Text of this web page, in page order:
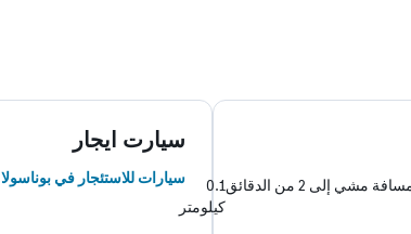
مشي إلى 2 من الدقائق
0.1
كيلومتر
سيارت ايجار
سيارات للاستئجار في بوناسولا